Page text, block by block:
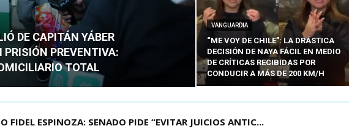
DE CAPITÁN YÁBER
PRISIÓN PREVENTIVA:
TOTAL
VANGUARDIA
“ME VOY DE CHILE”: LA DRÁSTICA
DECISIÓN DE NAYA FÁCIL EN MEDIO
DE CRÍTICAS RECIBIDAS POR
CONDUCIR A MÁS DE 200 KM/H
FIDEL ESPINOZA: SENADO PIDE “EVITAR JUICIOS ANTIC...
A TRÁMITE Y DECLARA ADMISIBLES LOS TRES REQU...